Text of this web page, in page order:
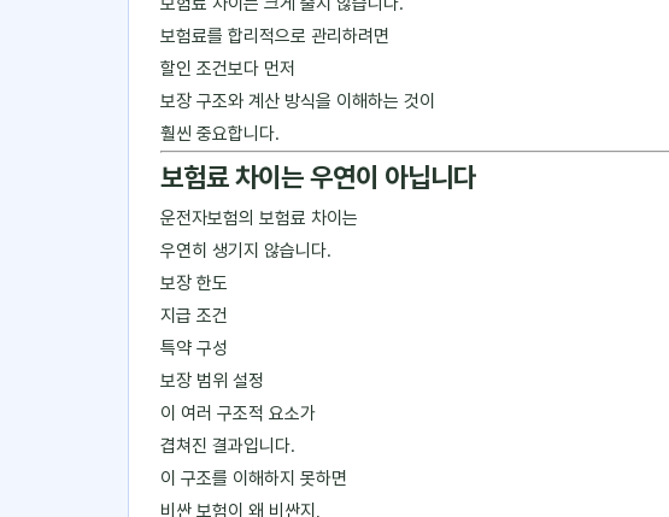
보험료를 합리적으로 관리하려면
할인 조건보다 먼저
보장 구조와 계산 방식을 이해하는 것이
훨씬 중요합니다.
보험료 차이는 우연이 아닙니다
운전자보험의 보험료 차이는
우연히 생기지 않습니다.
보장 한도
지급 조건
특약 구성
보장 범위 설정
이 여러 구조적 요소가
겹쳐진 결과입니다.
이 구조를 이해하지 못하면
비싼 보험이 왜 비싼지,